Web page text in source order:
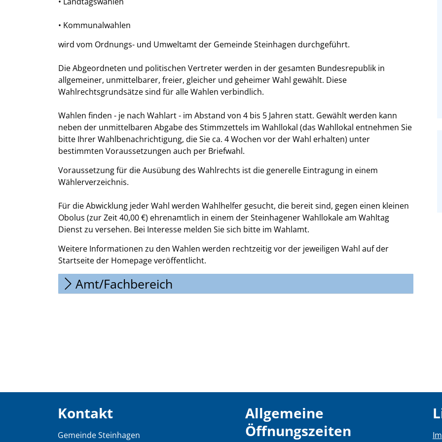
• Kommunalwahlen
wird vom Ordnungs- und Umweltamt der Gemeinde Steinhagen durchgeführt.
Die Abgeordneten und politischen Vertreter werden in der gesamten Bundesrepublik in
allgemeiner, unmittelbarer, freier, gleicher und geheimer Wahl gewählt. Diese
Wahlrechtsgrundsätze sind für alle Wahlen verbindlich.
Wahlen finden - je nach Wahlart - im Abstand von 4 bis 5 Jahren statt. Gewählt werden kann
neben der unmittelbaren Abgabe des Stimmzettels im Wahllokal (das Wahllokal entnehmen Sie
bitte Ihrer Wahlbenachrichtigung, die Sie ca. 4 Wochen vor der Wahl erhalten) unter
bestimmten Voraussetzungen auch per Briefwahl.
Voraussetzung für die Ausübung des Wahlrechts ist die generelle Eintragung in einem
Wählerverzeichnis.
Für die Abwicklung jeder Wahl werden Wahlhelfer gesucht, die bereit sind, gegen einen kleinen
Obolus (zur Zeit 40,00 €) ehrenamtlich in einem der Steinhagener Wahllokale am Wahltag
Dienst zu versehen. Bei Interesse melden Sie sich bitte im Wahlamt.
Weitere Informationen zu den Wahlen werden rechtzeitig vor der jeweiligen Wahl auf der
Startseite der Homepage veröffentlicht.
Amt/Fachbereich
Kontakt
Gemeinde Steinhagen
Allgemeine
Öffnungszeiten